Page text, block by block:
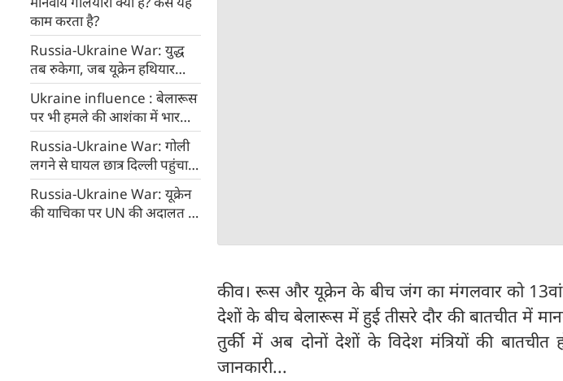
काम करता है?
Russia-Ukraine War: युद्ध
तब रुकेगा, जब यूक्रेन हथियार
डालकर सारी मांगें मानेगा : पुतिन
Ukraine influence : बेलारूस
पर भी हमले की आशंका में भारतीय
छात्र लौट रहे हैं घर
Russia-Ukraine War: गोली
लगने से घायल छात्र दिल्ली पहुंचा,
परिजनों ने सरकार का जताया
आभार
Russia-Ukraine War: यूक्रेन
की याचिका पर UN की अदालत में
कीव। रूस और यूक्रेन के बीच जंग का मंगलवार को 13वां
देशों के बीच बेलारूस में हुई तीसरे दौर की बातचीत में
तुर्की में अब दोनों देशों के विदेश मंत्रियों की
जानकारी...